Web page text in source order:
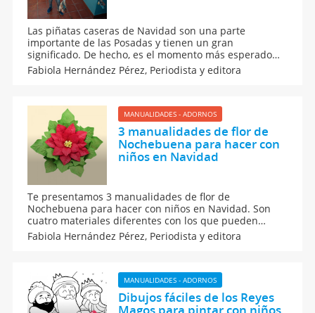
Las piñatas caseras de Navidad son una parte
importante de las Posadas y tienen un gran
significado. De hecho, es el momento más esperado
por los niños. Después de realizar la letanía y 'pedir
posada', todos se reúnen en círculo a romperla. Pero,
cómo hacerla!
Fabiola Hernández Pérez, Periodista y editora
MANUALIDADES - ADORNOS
3 manualidades de flor de
Nochebuena para hacer con
niños en Navidad
Te presentamos 3 manualidades de flor de
Nochebuena para hacer con niños en Navidad. Son
cuatro materiales diferentes con los que pueden
trabajar para tener un mejor resultado. Pongan manos
a la obra y decoren con ellas toda su casa.
Fabiola Hernández Pérez, Periodista y editora
MANUALIDADES - ADORNOS
Dibujos fáciles de los Reyes